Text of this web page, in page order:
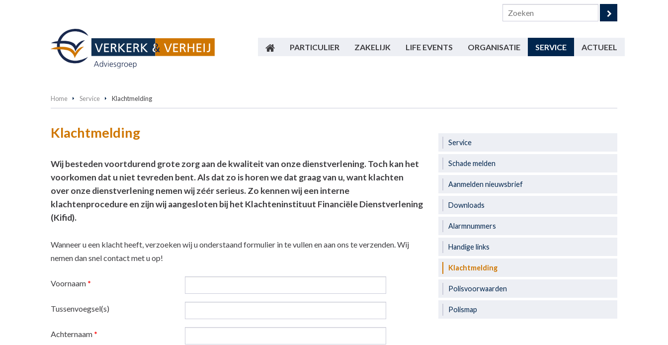
PARTICULIER ZAKELIJK LIFE EVENTS ORGANISATIE SERVICE ACTUEEL
Home Service Klachtmelding
Klachtmelding
Wij besteden voortdurend grote zorg aan de kwaliteit van onze dienstverlening. Toch kan het
voorkomen dat u niet tevreden bent. Als dat zo is horen we dat graag van u, want klachten
over onze dienstverlening nemen wij zéér serieus. Zo kennen wij een interne
klachtenprocedure en zijn wij aangesloten bij het Klachteninstituut Financiële Dienstverlening
(Kifid).
Wanneer u een klacht heeft, verzoeken wij u onderstaand formulier in te vullen en aan ons te verzenden. Wij
nemen dan snel contact met u op!
Voornaam *
Tussenvoegsel(s)
Achternaam *
Service
Schade melden
Aanmelden nieuwsbrief
Downloads
Alarmnummers
Handige links
Klachtmelding
Polisvoorwaarden
Polismap